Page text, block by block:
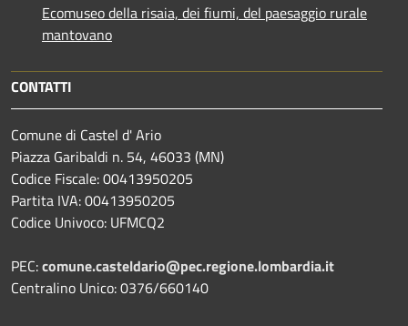
Ecomuseo della risaia, dei fiumi, del paesaggio rurale
mantovano
CONTATTI
Comune di Castel d' Ario
Piazza Garibaldi n. 54, 46033 (MN)
Codice Fiscale: 00413950205
Partita IVA: 00413950205
Codice Univoco: UFMCQ2
PEC:comune.casteldario@pec.regione.lombardia.it
Centralino Unico: 0376/660140